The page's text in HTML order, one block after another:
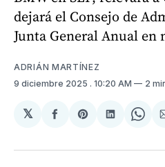
dejará el Consejo de
Junta General Anual en
ADRIÁN MARTÍNEZ
9 diciembre 2025 . 10:20 AM 2
𝕏
Compartir
Facebook
Share
Pinterest
LinkedIn